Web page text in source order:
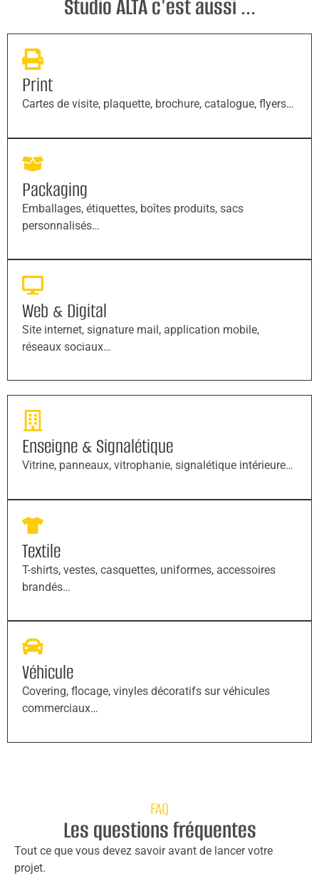
Studio ALTA c'est aussi ...
Print
Cartes de visite, plaquette, brochure, catalogue, flyers…
Packaging
Emballages, étiquettes, boîtes produits, sacs
personnalisés…
Web & Digital
Site internet, signature mail, application mobile,
réseaux sociaux…
Enseigne & Signalétique
Vitrine, panneaux, vitrophanie, signalétique intérieure…
Textile
T-shirts, vestes, casquettes, uniformes, accessoires
brandés…
Véhicule
Covering, flocage, vinyles décoratifs sur véhicules
commerciaux…
FAQ
Les questions fréquentes
Tout ce que vous devez savoir avant de lancer votre
projet.